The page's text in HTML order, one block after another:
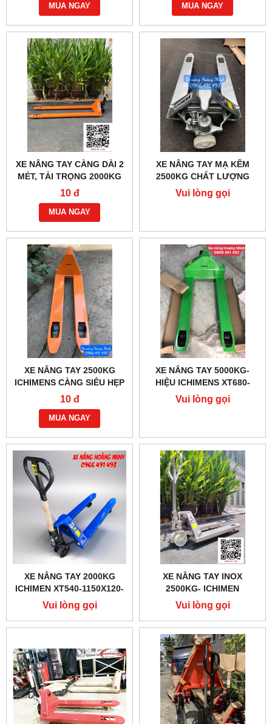
MUA NGAY MUA NGAY
XE NÂNG TAY CÀNG DÀI 2
MÉT, TẢI TRỌNG 2000KG
10 đ
MUA NGAY
XE NÂNG TAY MẠ KẼM
2500KG CHẤT LƯỢNG
CAO
Vui lòng gọi
XE NÂNG TAY 2500KG
ICHIMENS CÀNG SIÊU HẸP
XT450-1150MM
10 đ
MUA NGAY
XE NÂNG TAY 5000KG-
HIỆU ICHIMENS XT680-
1150MM
Vui lòng gọi
XE NÂNG TAY 2000KG
ICHIMEN XT540-1150X120-
2T
Vui lòng gọi
XE NÂNG TAY INOX
2500KG- ICHIMEN
540X1150MM
Vui lòng gọi